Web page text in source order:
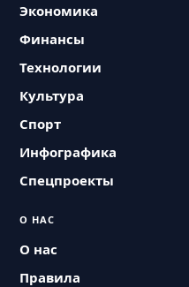
Экономика
Финансы
Технологии
Культура
Спорт
Инфографика
Спецпроекты
О НАС
О нас
Правила